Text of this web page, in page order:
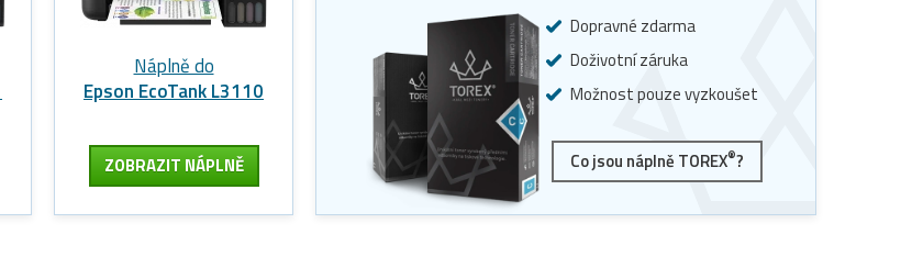
Náplně do
Epson EcoTank L3110
ZOBRAZIT NÁPLNĚ
Dopravné zdarma
Doživotní záruka
Možnost pouze vyzkoušet
Co jsou náplně TOREX®?